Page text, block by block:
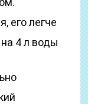
его легче
4 л воды